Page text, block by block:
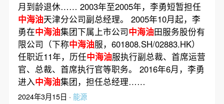
月到龄退休…… 2003年至2005年，李勇短暂担任
中海油天津分公司副总经理。 2005年10月起，李
勇在中海油集团下属上市公司中海油田服务股份有
限公司（下称中海油服，601808.SH/02883.HK）
任职近11年，历任中海油服执行副总裁、首席运营
官、总裁、首席执行官等职务。 2016年6月，李勇
进入中海油集团，担任总经理……
2024年3月15日 · 能源